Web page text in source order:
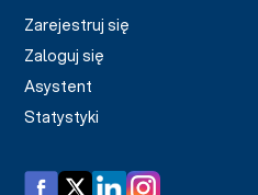
Zarejestruj się
Zaloguj się
Asystent
Statystyki